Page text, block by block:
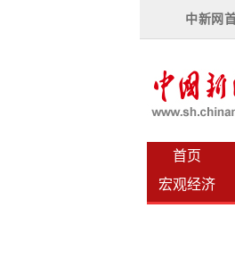
中新网
首页
宏观经济